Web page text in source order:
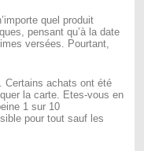
quel produit
pensant qu’à la date
versées. Pourtant,
Certains achats ont été
la carte. Etes-vous en
1 sur 10
pour tout sauf les